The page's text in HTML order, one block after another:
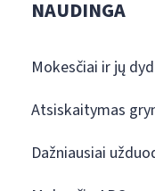
NAUDINGA
Mokesčiai ir jų
Atsiskaitymas
Dažniausiai